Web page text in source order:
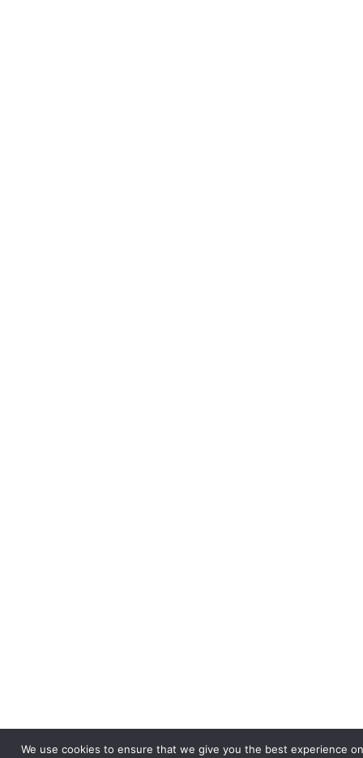
We use cookies to ensure that we give you the best experience